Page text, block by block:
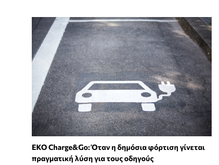
EKO Charge&Go: Όταν η δημόσια φόρτιση γίνεται
πραγματική λύση για τους οδηγούς